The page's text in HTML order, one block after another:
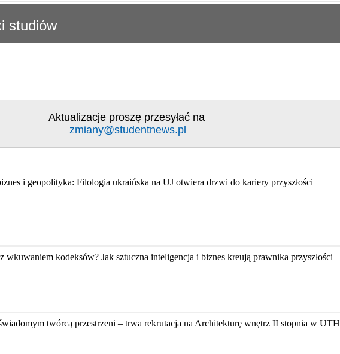
studiów
Aktualizacje proszę przesyłać na
zmiany@studentnews.pl
i geopolityka: Filologia ukraińska na UJ otwiera drzwi do kariery przyszłości
wkuwaniem kodeksów? Jak sztuczna inteligencja i biznes kreują prawnika przyszłości
twórcą przestrzeni – trwa rekrutacja na Architekturę wnętrz II stopnia w UTH